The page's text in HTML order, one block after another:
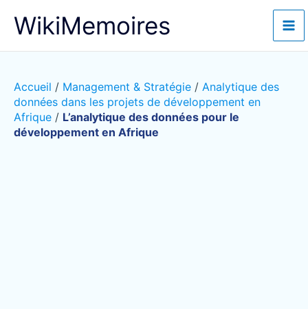
WikiMemoires
Accueil / Management & Stratégie / Analytique des
données dans les projets de développement en
Afrique / L’analytique des données pour le
développement en Afrique